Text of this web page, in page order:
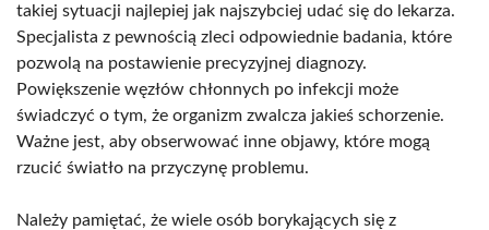
takiej sytuacji najlepiej jak najszybciej udać się do lekarza.
Specjalista z pewnością zleci odpowiednie badania, które
pozwolą na postawienie precyzyjnej diagnozy.
Powiększenie węzłów chłonnych po infekcji może
świadczyć o tym, że organizm zwalcza jakieś schorzenie.
Ważne jest, aby obserwować inne objawy, które mogą
rzucić światło na przyczynę problemu.
Należy pamiętać, że wiele osób borykających się z